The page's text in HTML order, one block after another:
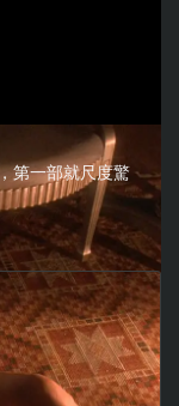
第一部就尺度驚